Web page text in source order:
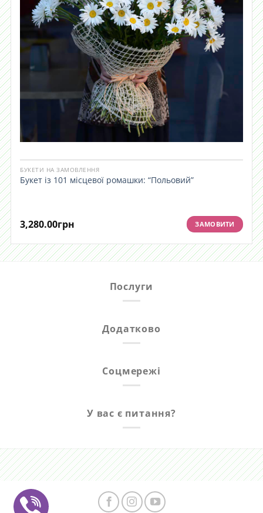
БУКЕТИ НА ЗАМОВЛЕННЯ
Букет із 101 місцевої ромашки: “Польовий”
3,280.00грн ЗАМОВИТИ
Послуги
Додатково
Соцмережі
У вас є питання?